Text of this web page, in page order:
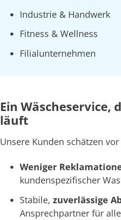
Industrie & Handwerk
Fitness & Wellness
Filialunternehmen
Ein Wäscheservice,
läuft
Unsere Kunden schätzen
Weniger
kundenspezifischer
Stabile, zuverlässige
Ansprechpartner für